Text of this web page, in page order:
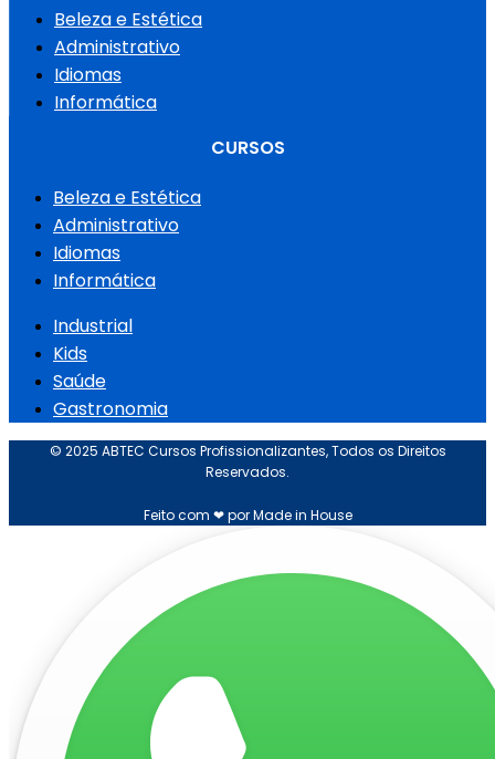
Beleza e Estética
Administrativo
Idiomas
Informática
CURSOS
Beleza e Estética
Administrativo
Idiomas
Informática
Industrial
Kids
Saúde
Gastronomia
© 2025 ABTEC Cursos Profissionalizantes, Todos os Direitos
Reservados.
Feito com ❤ por Made in House